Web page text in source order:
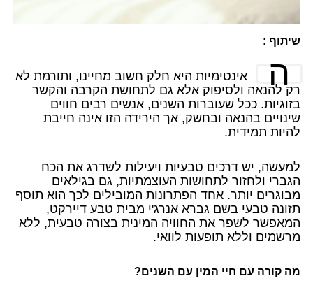
שיתוף :
ה
אינטימיות היא חלק חשוב מחיינו, ותורמת לא
רק להנאה ולסיפוק אלא גם לתחושת הקרבה והקשר
בזוגיות. ככל שעוברות השנים, אנשים רבים חווים
שינויים בהנאה ובחשק, אך הירידה הזו אינה חייבת
להיות תמידית.
למעשה, יש דרכים טבעיות ויעילות לשדרג את הכח
הגברי ולחזור לתחושות העוצמתיות, גם בגילאים
מבוגרים יותר. אחד הפתרונות המובילים לכך הוא תוסף
תזונה טבעי בשם גברא אנרג'י מבית טבע דיירקט,
המאפשר לשפר את החוויה המינית בצורה טבעית, ללא
מרשמים וללא תופעות לוואי.
מה קורה עם חיי המין עם השנים?